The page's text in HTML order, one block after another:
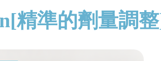
精準的劑量調